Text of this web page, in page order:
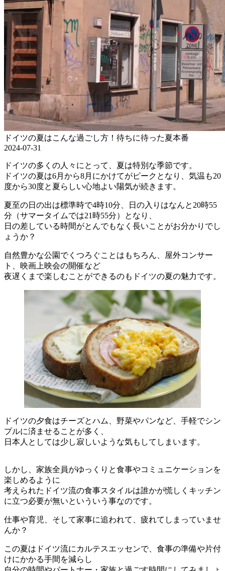
ドイツの夏はこんな過ごし方！待ちに待った夏本番
2024-07-31
ドイツの多くの人々にとって、夏は特別な季節です。
ドイツの夏は6月から8月にかけてがピークとなり、気温も20
度から30度と夏らしい心地よい陽気が続きます。
夏至の日の出は標準時で4時10分、日の入りはなんと20時55
分（サマータイムでは21時55分）となり、
日の差している時間がとんでもなく長いことがお分かりでし
ょうか？
自然豊かな公園でくつろぐことはもちろん、屋外コンサー
ト、映画上映会の開催など
夜遅くまで楽しむことができるのもドイツの夏の魅力です。
ドイツの夕食はチーズとハム、野菜やパンなど、手軽でシン
プルに済ませることが多く、
日本人としては少し寂しいような気もしてしまいます。
しかし、家族全員がゆっくりと食事やコミュニケーションを
楽しめるように
考えられたドイツ流の食事スタイルは誰かが慌しくキッチン
に立つ必要が無いといういう事なのです。
仕事や育児、そして家事に追われて、疲れてしまっていませ
んか？
この夏はドイツ流にカルテスエッセンで、食事の準備や片付
けにかかる手間を減らし